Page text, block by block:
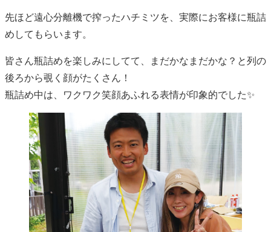
先ほど遠心分離機で搾ったハチミツを、実際にお客様に瓶詰
めしてもらいます。
皆さん瓶詰めを楽しみにしてて、まだかなまだかな？と列の
後ろから覗く顔がたくさん！
瓶詰め中は、ワクワク笑顔あふれる表情が印象的でした✨